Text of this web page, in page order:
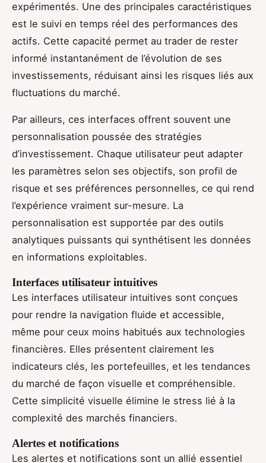
expérimentés. Une des principales caractéristiques
est le suivi en temps réel des performances des
actifs. Cette capacité permet au trader de rester
informé instantanément de l’évolution de ses
investissements, réduisant ainsi les risques liés aux
fluctuations du marché.
Par ailleurs, ces interfaces offrent souvent une
personnalisation poussée des stratégies
d’investissement. Chaque utilisateur peut adapter
les paramètres selon ses objectifs, son profil de
risque et ses préférences personnelles, ce qui rend
l’expérience vraiment sur-mesure. La
personnalisation est supportée par des outils
analytiques puissants qui synthétisent les données
en informations exploitables.
Interfaces utilisateur intuitives
Les interfaces utilisateur intuitives sont conçues
pour rendre la navigation fluide et accessible,
même pour ceux moins habitués aux technologies
financières. Elles présentent clairement les
indicateurs clés, les portefeuilles, et les tendances
du marché de façon visuelle et compréhensible.
Cette simplicité visuelle élimine le stress lié à la
complexité des marchés financiers.
Alertes et notifications
Les alertes et notifications sont un allié essentiel